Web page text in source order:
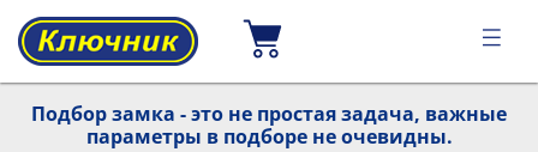
Подбор замка - это не простая задача, важные
параметры в подборе не очевидны.